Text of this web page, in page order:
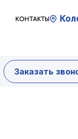
КОНТАКТЫ
Заказать